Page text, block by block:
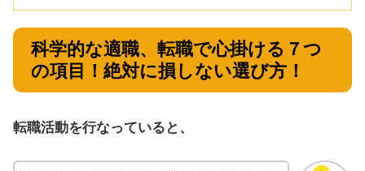
科学的な適職、転職で心掛ける７つ
の項目！絶対に損しない選び方！
転職活動を行なっていると、